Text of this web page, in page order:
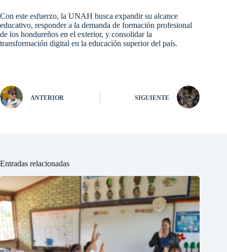
Con este esfuerzo, la UNAH busca expandir su alcance
educativo, responder a la demanda de formación profesional
de los hondureños en el exterior, y consolidar la
transformación digital en la educación superior del país.
ANTERIOR SIGUIENTE
Entradas relacionadas